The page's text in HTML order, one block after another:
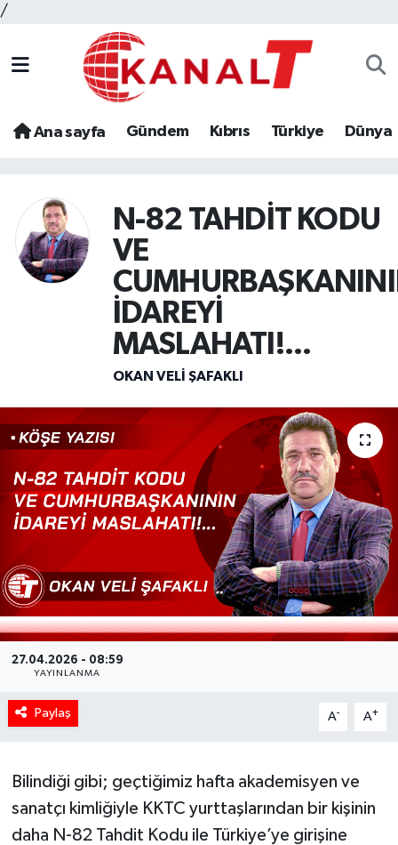
/
Ana sayfa Gündem Kıbrıs Türkiye Dünya
N-82 TAHDİT KODU
VE
İDAREYİ
MASLAHATI!...
OKAN VELI ŞAFAKLI
27.04.2026 - 08:59
YAYINLANMA
Paylaş A- A+
Bilindiği gibi; geçtiğimiz hafta akademisyen ve
sanatçı kimliğiyle KKTC yurttaşlarından bir kişinin
daha N-82 Tahdit Kodu ile Türkiye’ye girişine